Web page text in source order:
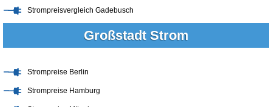
Strompreisvergleich Gadebusch
Großstadt Strom
Strompreise Berlin
Strompreise Hamburg